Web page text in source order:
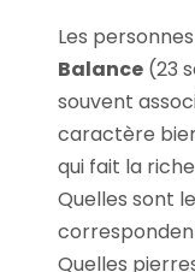
Les
Balance (23
souvent
caractère
qui fait la
Quelles sont
Quelles